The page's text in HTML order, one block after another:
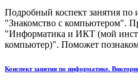
Подробный коспект занятия
"Знакомство с компьютером".
"Информатика и ИКТ (мой
компьютер)". Поможет
Конспект занятия по информатике.